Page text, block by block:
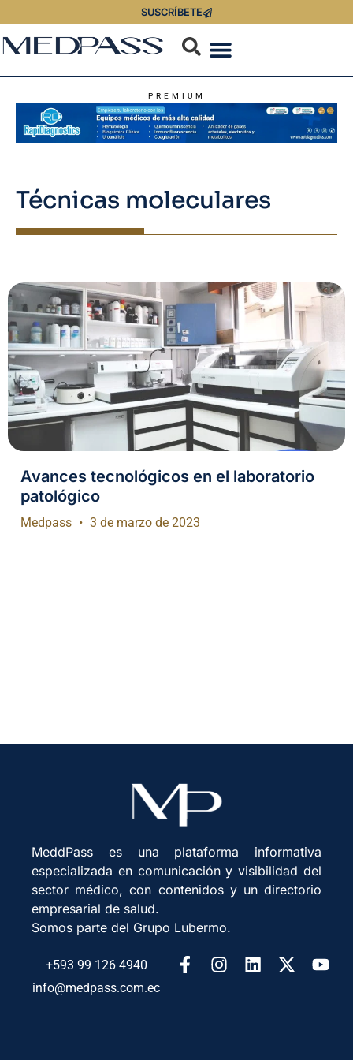
SUSCRÍBETE
PREMIUM
Técnicas moleculares
Avances tecnológicos en el laboratorio
patológico
Medpass 3 de marzo de 2023
MeddPass es una plataforma informativa
especializada en comunicación y visibilidad del
sector médico, con contenidos y un directorio
empresarial de salud.
Somos parte del Grupo Lubermo.
+593 99 126 4940
info@medpass.com.ec